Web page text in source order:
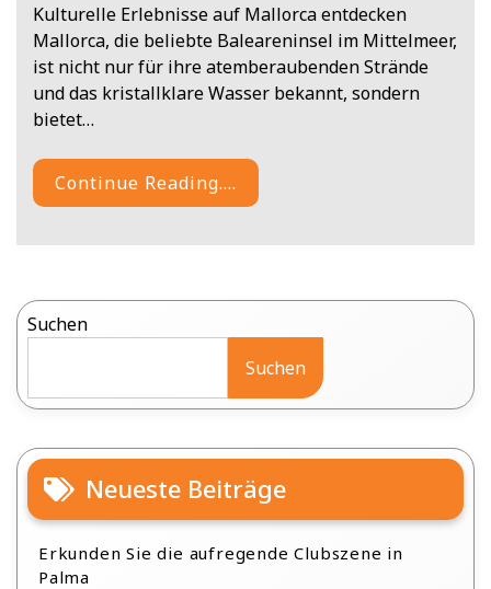
Kulturelle Erlebnisse auf Mallorca entdecken
Mallorca, die beliebte Baleareninsel im Mittelmeer,
ist nicht nur für ihre atemberaubenden Strände
und das kristallklare Wasser bekannt, sondern
bietet…
Continue Reading....
Suchen
Suchen
Neueste Beiträge
Erkunden Sie die aufregende Clubszene in
Palma